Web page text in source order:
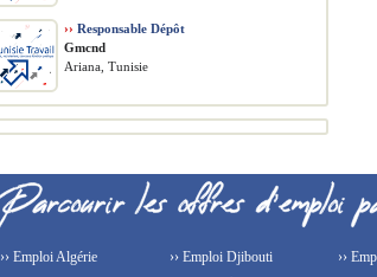
›› Responsable Dépôt
Gmcnd
Ariana, Tunisie
›› Emploi Algérie
›› Emploi Djibouti
››